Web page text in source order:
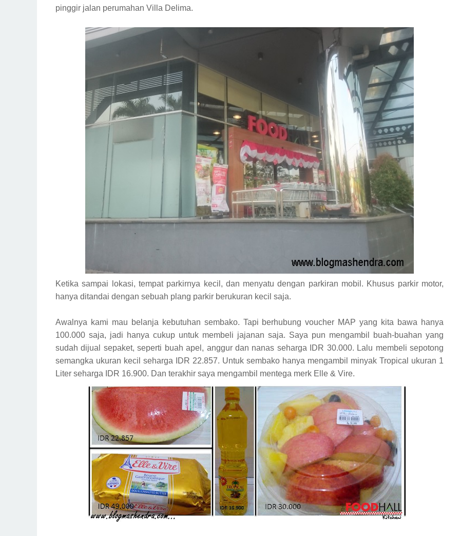
pinggir jalan perumahan Villa Delima.
Ketika sampai lokasi, tempat parkirnya kecil, dan menyatu dengan parkiran mobil. Khusus parkir motor,
hanya ditandai dengan sebuah plang parkir berukuran kecil saja.
Awalnya kami mau belanja kebutuhan sembako. Tapi berhubung voucher MAP yang kita bawa hanya
100.000 saja, jadi hanya cukup untuk membeli jajanan saja. Saya pun mengambil buah-buahan yang
sudah dijual sepaket, seperti buah apel, anggur dan nanas seharga IDR 30.000. Lalu membeli sepotong
semangka ukuran kecil seharga IDR 22.857. Untuk sembako hanya mengambil minyak Tropical ukuran 1
Liter seharga IDR 16.900. Dan terakhir saya mengambil mentega merk Elle & Vire.